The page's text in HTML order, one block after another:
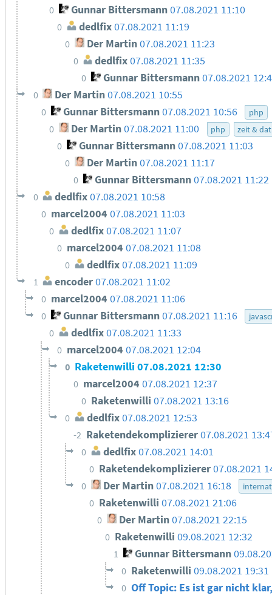
0 Gunnar Bittersmann07.08.2021 11:10
0 dedlfix07.08.2021 11:19
0 Der Martin07.08.2021 11:23
0 dedlfix07.08.2021 11:35
0 Gunnar Bittersmann 07.08.2021
0 Der Martin07.08.2021 10:55
0 Gunnar Bittersmann 07.08.2021 10:56 php
0 Der Martin07.08.2021 11:00 php zeit &
0 Gunnar Bittersmann07.08.2021 11:03
0 Der Martin07.08.2021 11:17
0 Gunnar Bittersmann07.08.2021 11:22
0 dedlfix07.08.2021 10:58
0 marcel2004 07.08.2021 11:03
0 dedlfix07.08.2021 11:07
0 marcel200407.08.2021 11:08
0 dedlfix07.08.2021 11:09
1 encoder07.08.2021 11:02
0 marcel2004 07.08.2021 11:06
0 Gunnar Bittersmann 07.08.2021 11:16
0 dedlfix07.08.2021 11:33
0 marcel200407.08.2021 12:04
0 Raketenwilli07.08.2021 12:30
0 marcel2004 07.08.2021 12:37
0 Raketenwilli 07.08.2021 13:16
0 dedlfix07.08.2021 12:53
-2 Raketendekomplizierer07.08.2021
0 dedlfix 07.08.2021 14:01
0 Raketendekomplizierer07.08.2021
0 Der Martin 07.08.2021 16:18
0 Raketenwilli 07.08.2021 21:06
0 Der Martin07.08.2021 22:15
0 Raketenwilli09.08.2021 12:32
1 Gunnar Bittersmann
0 Raketenwilli 09.08.2021 19:31
0 Off Topic: Es ist gar nicht